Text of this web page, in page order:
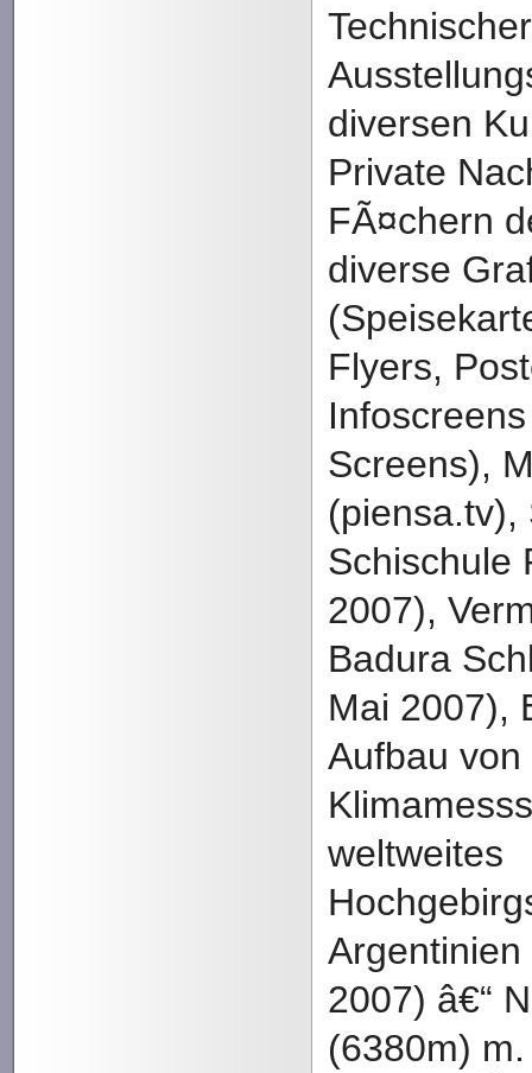
Technischer
diversen
Private
FÃ¤chern
diverse
Flyers,
Screens),
(piensa.tv),
Schischule
2007),
Badura
Mai 2007),
Aufbau von
weltweites
Argentinien
2007) â€“
(6380m)